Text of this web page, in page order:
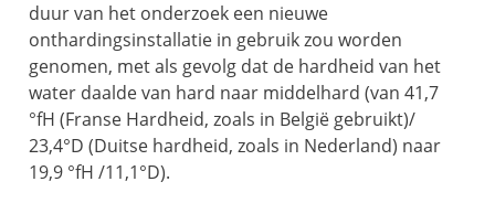
duur van het onderzoek een nieuwe
onthardingsinstallatie in gebruik zou worden
genomen, met als gevolg dat de hardheid van het
water daalde van hard naar middelhard (van 41,7
°fH (Franse Hardheid, zoals in België gebruikt)/
23,4°D (Duitse hardheid, zoals in Nederland) naar
19,9 °fH /11,1°D).